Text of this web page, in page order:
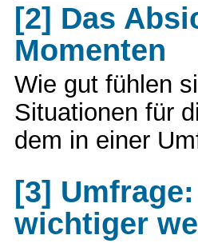
[2] Das
Momenten
Wie gut fühlen
Situationen für
dem in einer
[3]
wichtiger